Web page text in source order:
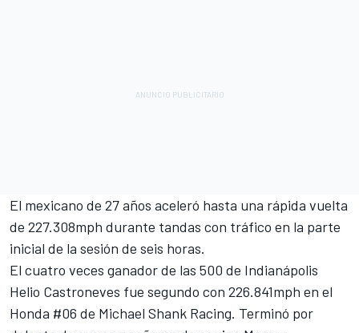
El mexicano de 27 años aceleró hasta una rápida vuelta
de 227.308mph durante tandas con tráfico en la parte
inicial de la sesión de seis horas.
El cuatro veces ganador de las 500 de Indianápolis
Helio Castroneves fue segundo con 226.841mph en el
Honda #06 de Michael Shank Racing. Terminó por